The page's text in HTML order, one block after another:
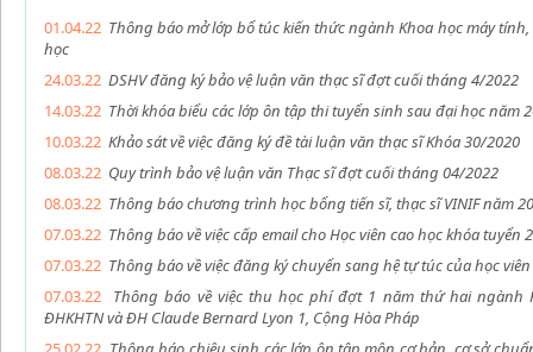
01.04.22 Thông báo mở lớp bổ túc kiến thức ngành Khoa học máy
học
24.03.22 DSHV đăng ký bảo vệ luận văn thạc sĩ đợt cuối tháng 4/2022
14.03.22 Thời khóa biểu các lớp ôn tập thi tuyển sinh sau đại học năm
10.03.22 Khảo sát về việc đăng ký đề tài luận văn thạc sĩ Khóa 30/2020
08.03.22 Quy trình bảo vệ luận văn Thạc sĩ đợt cuối tháng 04/2022
08.03.22 Thông báo chương trình học bổng tiến sĩ, thạc sĩ VINIF năm
07.03.22 Thông báo về việc cấp email cho Học viên cao học khóa tuyển
07.03.22 Thông báo về việc đăng ký chuyển sang hệ tự túc của học
07.03.22
Thông báo về việc thu học phí đợt 1 năm thứ hai ngành
ĐHKHTN và ĐH Claude Bernard Lyon 1, Cộng Hòa Pháp